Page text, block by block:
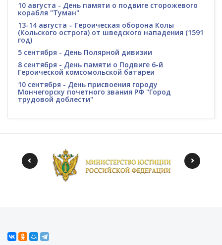
10 августа - День памяти о подвиге сторожевого
корабля "Туман"
13-14 августа – Героическая оборона Колы
(Кольского острога) от шведского нападения (1591
год)
5 сентября - День Полярной дивизии
8 сентября - День памяти о Подвиге 6-й
Героической комсомольской батареи
10 сентября - День присвоения городу
Мончегорску почетного звания РФ "Город
трудовой доблести"